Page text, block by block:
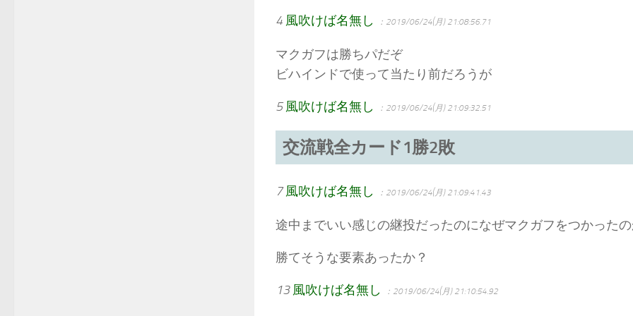
4 風吹けば名無し ：2019/06/24(月) 21:08:56.71
マクガフは勝ちパだぞ
ビハインドで使って当たり前だろうが
5 風吹けば名無し ：2019/06/24(月) 21:09:32.51
交流戦全カード1勝2敗
7 風吹けば名無し ：2019/06/24(月) 21:09:41.43
途中までいい感じの継投だったのになぜマクガフをつかった
勝てそうな要素あったか？
13 風吹けば名無し ：2019/06/24(月) 21:10:54.92